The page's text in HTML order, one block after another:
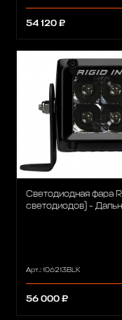
54 120 ₽
Светодиодная фара
светодиодов) -
Арт.: 106213BLK
56 000 ₽